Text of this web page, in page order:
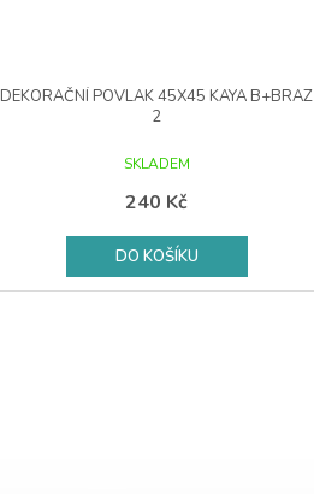
DEKORAČNÍ POVLAK 45X45 KAYA B+BRAZ
2
SKLADEM
240 Kč
DO KOŠÍKU